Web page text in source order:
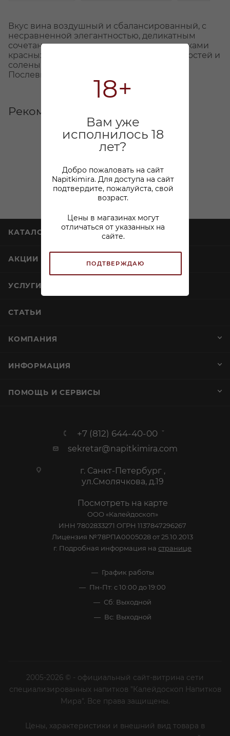
18+
Вам уже
исполнилось 18
лет?
Добро пожаловать на сайт
Napitkimira. Для доступа на сайт
подтвердите, пожалуйста, свой
возраст.
Цены в магазинах могут
отличаться от указанных на
сайте.
ПОДТВЕРЖДАЮ
Вкус вина воздушный и сбалансированный, с
несравненной элегантностью, деликатным
сочетанием свежести и сложности, оттенками
красных ягод и мандарина, нотками пряностей и
солеными минеральными нюансами.
Послевкусие длинное, интенсивное.
Рекомендуем
Вино Кот де Гасконь Юби №6 Розе розовое сухое 0,75л
По карте: 1 599.99 ₽ /шт
ИНФОРМАЦИЯ